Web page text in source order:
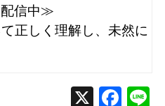
信中≫
正しく理解し、未然に